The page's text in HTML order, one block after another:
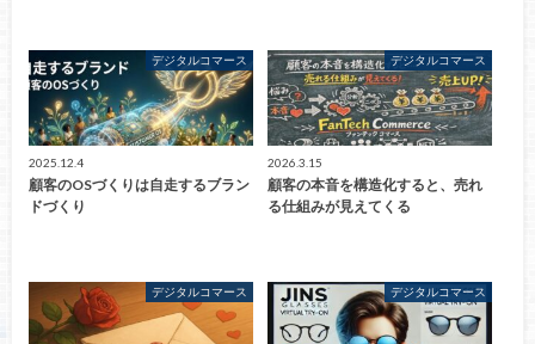
デジタルコマース
2025.12.4
顧客のOSづくりは自走するブラン
ドづくり
デジタルコマース
2026.3.15
顧客の本音を構造化すると、売れ
る仕組みが見えてくる
デジタルコマース デジタルコマース